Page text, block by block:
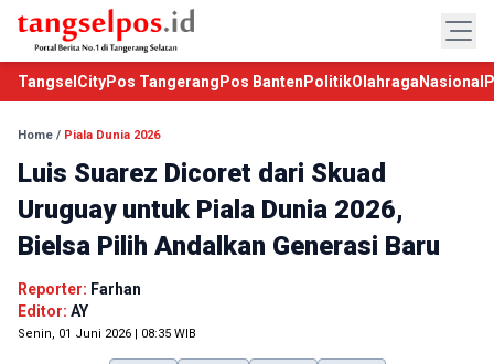
TangselCityPos Tangerang Pos Banten PolitikOlahraga Nasional
Home / Piala Dunia 2026
Luis Suarez Dicoret dari Skuad
Uruguay untuk Piala Dunia 2026,
Bielsa Pilih Andalkan Generasi Baru
Reporter: Farhan
Editor: AY
Senin, 01 Juni 2026 | 08:35 WIB